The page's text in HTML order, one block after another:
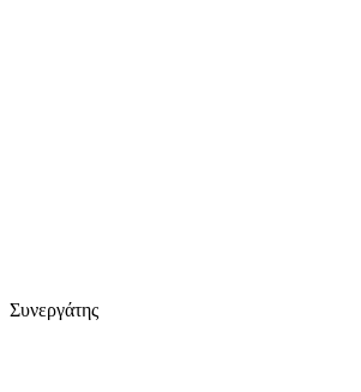
Συνεργάτης